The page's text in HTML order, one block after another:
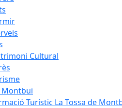
Cultural
Montbui
Turístic La Tossa de